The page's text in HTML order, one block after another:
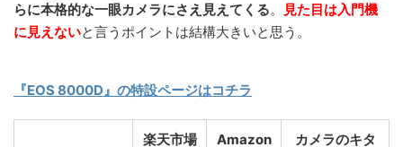
らに本格的な一眼カメラにさえ見えてくる。
見た目は入門機
に見えないと言うポイントは結構大きいと思う。
『EOS 8000D』の特設ページはコチラ
楽天市場 Amazon カメラのキタ